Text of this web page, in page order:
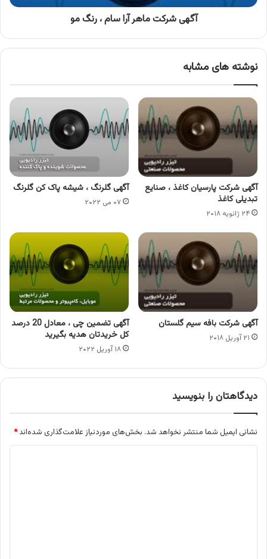
آگهی شرکت ماهر آرا سام ، رنگ مو
نوشته های مشابه
آگهی شرکت پارسیان کاغذ ، صنایع
تبدیلی کاغذ
۲۴ ژانویه ۲۰۱۸
آگهی گلرنگ ، شیشه پاک کن گلرنگ
۰۷ می ۲۰۲۲
آگهی شرکت بافه سیم گلستان
۲۱ آوریل ۲۰۱۸
آگهی تضمین چی ، معادل 20 درصد
کل خریدتان هدیه بگیرید
۱۸ آوریل ۲۰۲۲
دیدگاهتان را بنویسید
نشانی ایمیل شما منتشر نخواهد شد. بخش‌های موردنیاز علامت‌گذاری شده‌اند*